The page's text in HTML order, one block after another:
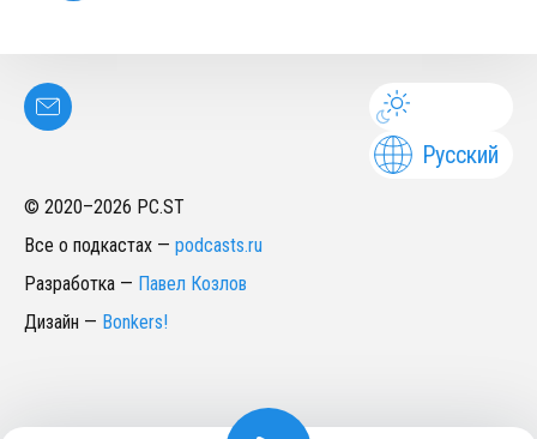
Русский
© 2020–2026 PC.ST
Все о подкастах — podcasts.ru
Разработка — Павел Козлов
Дизайн — Bonkers!